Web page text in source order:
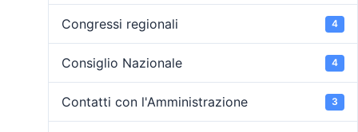
Congressi regionali 4
Consiglio Nazionale 4
Contatti con l'Amministrazione 3